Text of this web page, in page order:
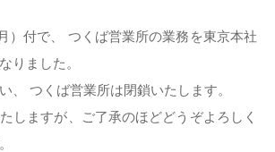
）付で、 つくば営業所の業務を東京本社
りました。
、 つくば営業所は閉鎖いたします。
しますが、ご了承のほどどうぞよろしく